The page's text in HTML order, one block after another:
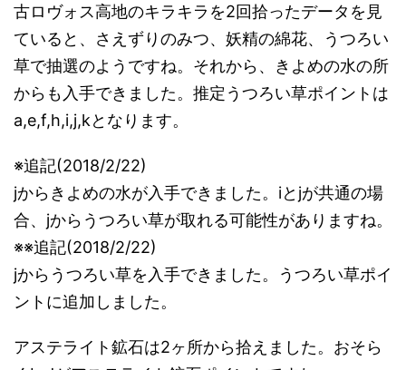
古ロヴォス高地のキラキラを2回拾ったデータを見
ていると、さえずりのみつ、妖精の綿花、うつろい
草で抽選のようですね。それから、きよめの水の所
からも入手できました。推定うつろい草ポイントは
a,e,f,h,i,j,kとなります。
※追記(2018/2/22)
jからきよめの水が入手できました。iとjが共通の場
合、jからうつろい草が取れる可能性がありますね。
※※追記(2018/2/22)
jからうつろい草を入手できました。うつろい草ポイ
ントに追加しました。
アステライト鉱石は2ヶ所から拾えました。おそら